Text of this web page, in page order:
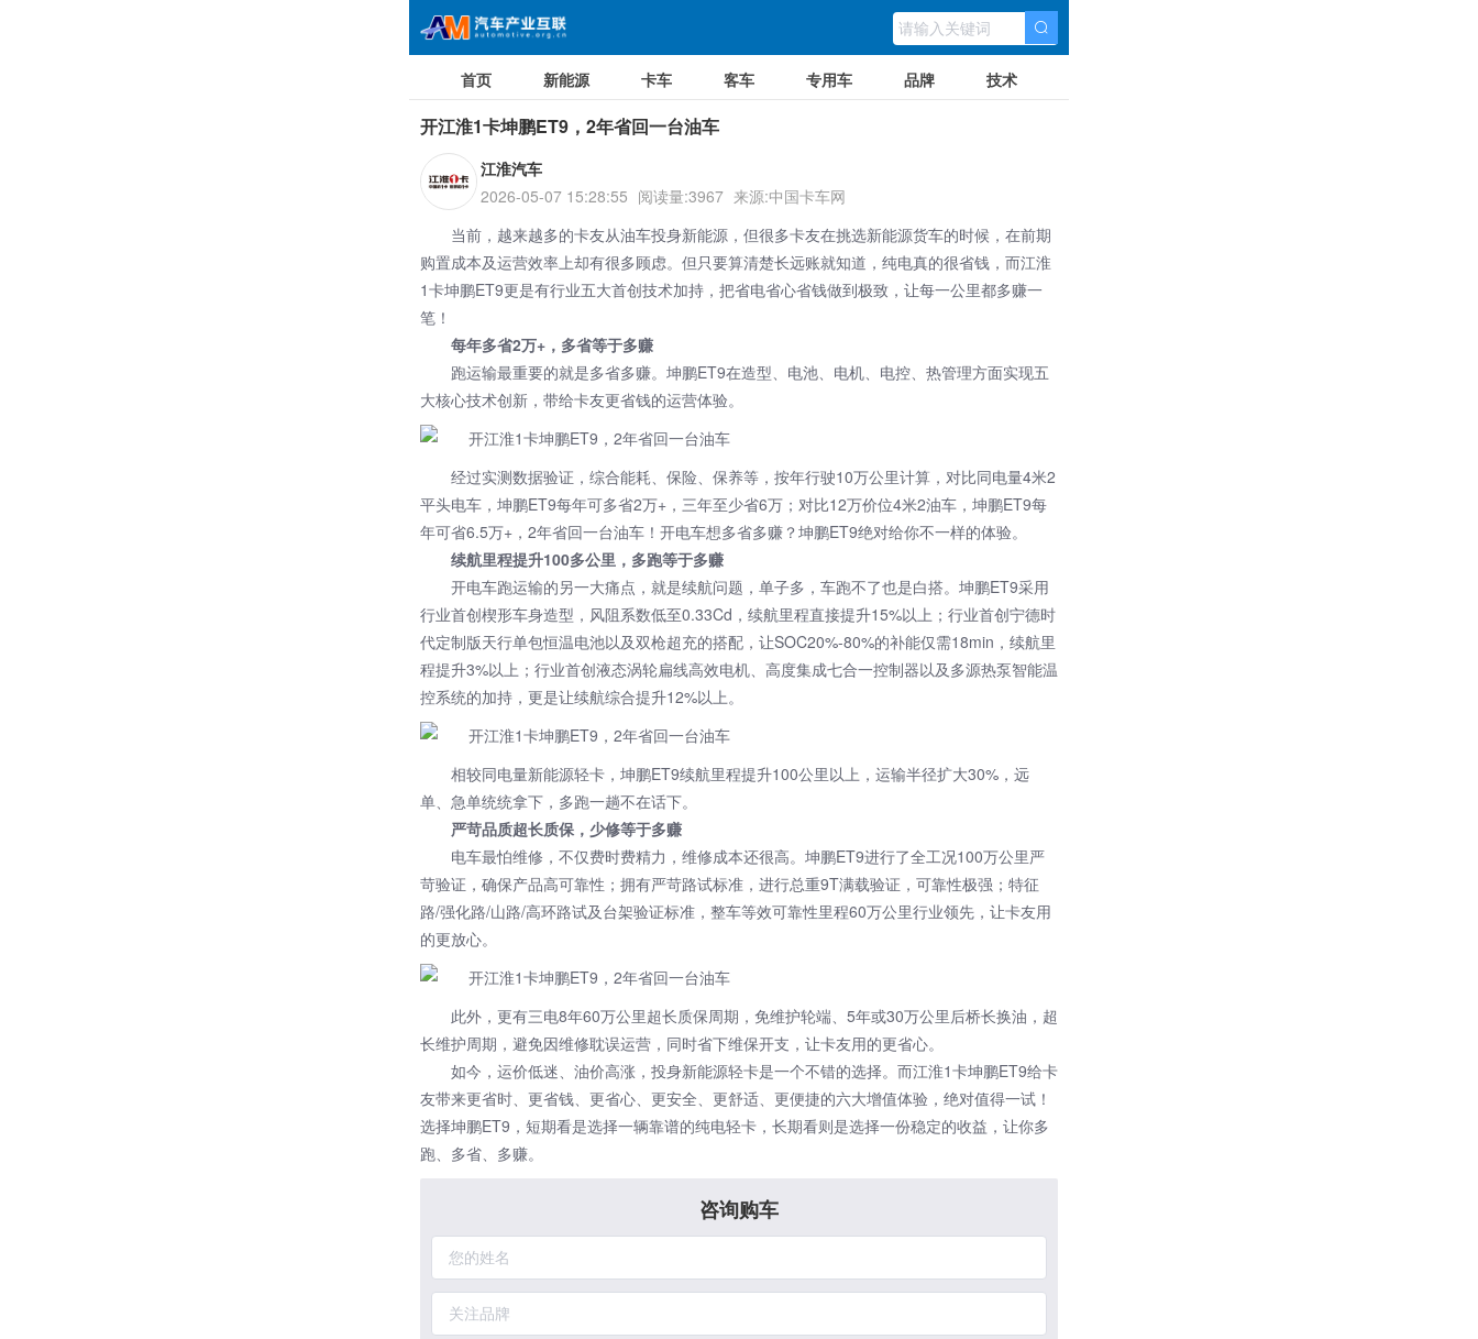
首页 新能源 卡车 客车 专用车 品牌 技术
开江淮1卡坤鹏ET9，2年省回一台油车
江淮汽车
2026-05-07 15:28:55 阅读量:3967 来源:中国卡车网
当前，越来越多的卡友从油车投身新能源，但很多卡友在挑选新能源货车的时候，在前期
购置成本及运营效率上却有很多顾虑。但只要算清楚长远账就知道，纯电真的很省钱，而江淮
1卡坤鹏ET9更是有行业五大首创技术加持，把省电省心省钱做到极致，让每一公里都多赚一
笔！
每年多省2万+，多省等于多赚
跑运输最重要的就是多省多赚。坤鹏ET9在造型、电池、电机、电控、热管理方面实现五
大核心技术创新，带给卡友更省钱的运营体验。
经过实测数据验证，综合能耗、保险、保养等，按年行驶10万公里计算，对比同电量4米2
平头电车，坤鹏ET9每年可多省2万+，三年至少省6万；对比12万价位4米2油车，坤鹏ET9每
年可省6.5万+，2年省回一台油车！开电车想多省多赚？坤鹏ET9绝对给你不一样的体验。
续航里程提升100多公里，多跑等于多赚
开电车跑运输的另一大痛点，就是续航问题，单子多，车跑不了也是白搭。坤鹏ET9采用
行业首创楔形车身造型，风阻系数低至0.33Cd，续航里程直接提升15%以上；行业首创宁德时
代定制版天行单包恒温电池以及双枪超充的搭配，让SOC20%-80%的补能仅需18min，续航里
程提升3%以上；行业首创液态涡轮扁线高效电机、高度集成七合一控制器以及多源热泵智能温
控系统的加持，更是让续航综合提升12%以上。
相较同电量新能源轻卡，坤鹏ET9续航里程提升100公里以上，运输半径扩大30%，远
单、急单统统拿下，多跑一趟不在话下。
严苛品质超长质保，少修等于多赚
电车最怕维修，不仅费时费精力，维修成本还很高。坤鹏ET9进行了全工况100万公里严
苛验证，确保产品高可靠性；拥有严苛路试标准，进行总重9T满载验证，可靠性极强；特征
路/强化路/山路/高环路试及台架验证标准，整车等效可靠性里程60万公里行业领先，让卡友用
的更放心。
此外，更有三电8年60万公里超长质保周期，免维护轮端、5年或30万公里后桥长换油，超
长维护周期，避免因维修耽误运营，同时省下维保开支，让卡友用的更省心。
如今，运价低迷、油价高涨，投身新能源轻卡是一个不错的选择。而江淮1卡坤鹏ET9给卡
友带来更省时、更省钱、更省心、更安全、更舒适、更便捷的六大增值体验，绝对值得一试！
选择坤鹏ET9，短期看是选择一辆靠谱的纯电轻卡，长期看则是选择一份稳定的收益，让你多
跑、多省、多赚。
咨询购车